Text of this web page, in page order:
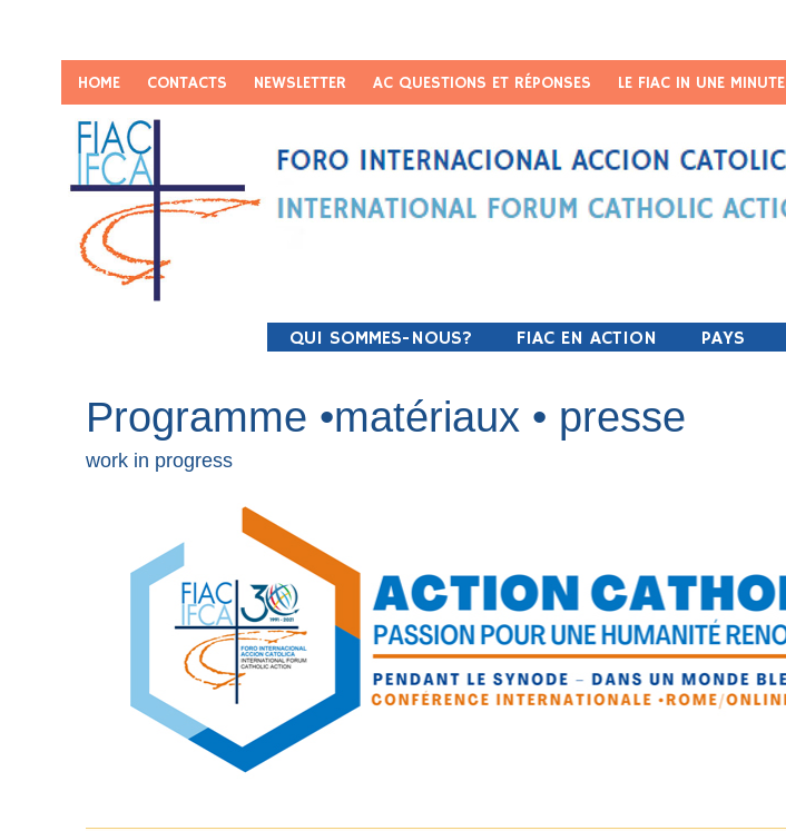
HOME CONTACTS NEWSLETTER AC QUESTIONS ET RÉPONSES LE FIAC IN UNE MINUTE
QUI SOMMES-NOUS? FIAC EN ACTION PAYS
Programme •matériaux • presse
work in progress
Password